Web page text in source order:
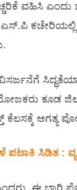
ವಹಿಸಿ ಎಂದು
ಕೂಡ
ಅಗತ್ಯ
ಸಿಡಿತ :